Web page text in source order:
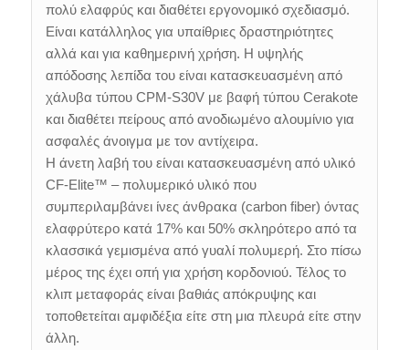
πολύ ελαφρύς και διαθέτει εργονομικό σχεδιασμό.
Είναι κατάλληλος για υπαίθριες δραστηριότητες
αλλά και για καθημερινή χρήση. Η υψηλής
απόδοσης λεπίδα του είναι κατασκευασμένη από
χάλυβα τύπου CPM-S30V με βαφή τύπου Cerakote
και διαθέτει πείρους από ανοδιωμένο αλουμίνιο για
ασφαλές άνοιγμα με τον αντίχειρα.
Η άνετη λαβή του είναι κατασκευασμένη από υλικό
CF-Elite™ – πολυμερικό υλικό που
συμπεριλαμβάνει ίνες άνθρακα (carbon fiber) όντας
ελαφρύτερο κατά 17% και 50% σκληρότερο από τα
κλασσικά γεμισμένα από γυαλί πολυμερή. Στο πίσω
μέρος της έχει οπή για χρήση κορδονιού. Τέλος το
κλιπ μεταφοράς είναι βαθιάς απόκρυψης και
τοποθετείται αμφιδέξια είτε στη μια πλευρά είτε στην
άλλη.